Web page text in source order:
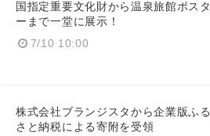
国指定重要文化財から温泉旅館ポスタ
ーまで一堂に展示！
7/10 10:00
株式会社ブランジスタから企業版ふる
さと納税による寄附を受領